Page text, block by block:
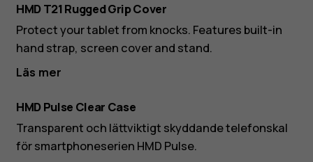
HMD T21 Rugged Grip Cover
Protect your tablet from knocks. Features built-in
hand strap, screen cover and stand.
Läs mer
HMD Pulse Clear Case
Transparent och lättviktigt skyddande telefonskal
för smartphoneserien HMD Pulse.